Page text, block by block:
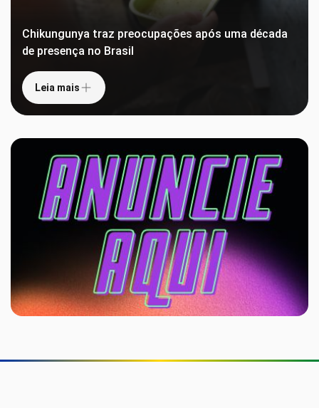
Chikungunya traz preocupações após uma década
de presença no Brasil
Leia mais